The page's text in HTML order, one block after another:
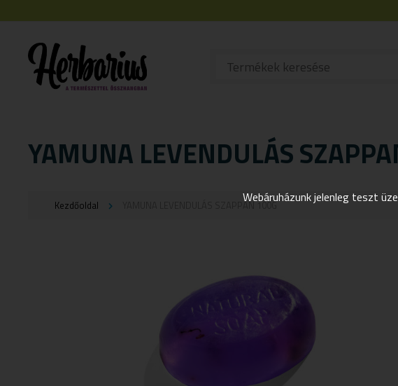
YAMUNA LEVENDULÁS
Kezdőoldal YAMUNA LEVENDULÁS SZAPPAN 100G
Webáruházunk jelenleg teszt